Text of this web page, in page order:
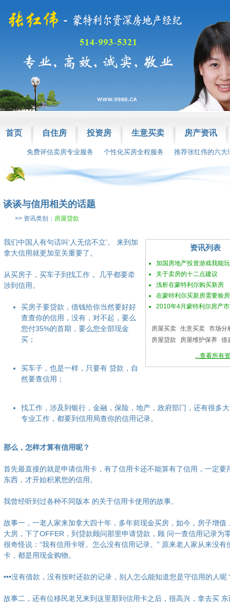
首页 自住房 投资房 生意买卖 房产资讯
免费评估卖房专业服务 个性化买房全程服务 推荐张红伟的六大
谈谈与信用相关的话题
>> 资讯类别： 房屋贷款
资讯列表
加国房地产投资游戏我能
关于卖房的十二点建议
浅析在蒙特利尔购买新房
在蒙特利尔买新房需要验
2010年4月蒙特利尔房产
房屋买卖 生意买卖 市场分
房屋贷款
房屋维护保养 借
...查看所有
我们中国人有句话叫‘人无信不立’。 来到加
拿大信用就更加至关重要了。
从买房子，买车子到找工作， 几乎都要牵
涉到信用。
买房子要贷款，借钱给你当然要好好
查查你的信用，没有，对不起，要么
您付35%的首期，要么您全部现金
买；
买车子，也是一样，只要有 贷款，自
然要查信用；
找工作，涉及到银行，金融，保险，地产，政府部门，还有很多
专业工作，都要到信用局查你的信用记录。
那么，怎样才算有信用呢？
首先最直接的就是申请信用卡，有了信用卡还不能算有了信用，一定要
东西，才开始积累您的信用。
我曾经听到过各种不同版本 的关于信用卡使用的故事。
故事一，一老人家来加拿大四十年，多年前现金买房，如今，房子增值
大房，下了OFFER，到贷款顾问那里申请贷款，顾 问一查信用记录为
很奇怪说：“我有信用卡呀。怎么没有信用记录。” 原来老人家从来没有
卡，都是用现金购物。
•••没有借款，没有按时还款的记录，别人怎么能知道您是守信用的人呢
故事二，还有位移民老兄来到这里那到信用卡之后，很高兴，拿去买